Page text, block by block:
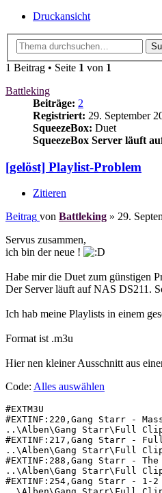
Druckansicht
1 Beitrag • Seite 1 von 1
Battleking
Beiträge: 2
Registriert: 29. September
SqueezeBox: Duet
SqueezeBox Server läuft
[gelöst] Playlist-Problem
Zitieren
Beitrag von Battleking » 29.
Servus zusammen,
ich bin der neue !
Habe mir die Duet zum günstigen
Der Server läuft auf NAS DS211.
Ich hab meine Playlists in einem
Format ist .m3u
Hier nen kleiner Ausschnitt aus
Code: Alles auswählen
#EXTM3U
#EXTINF:220,Gang Starr -
..\Alben\Gang Starr\Full
#EXTINF:217,Gang Starr -
..\Alben\Gang Starr\Full
#EXTINF:288,Gang Starr -
..\Alben\Gang Starr\Full
#EXTINF:254,Gang Starr -